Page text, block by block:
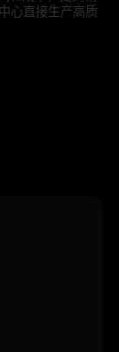
心直接生产高质